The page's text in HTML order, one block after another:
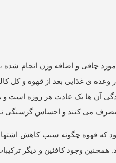
تحقیقاتی در سال 2013 که در مورد چاقی و
ی غذایی بعد از قهوه و کل
آن ها یک عادت هر روزه است
مصرف می کنند و احساس گرسنگی
که قهوه چگونه سبب کاهش
وجود کافئین و دیگر